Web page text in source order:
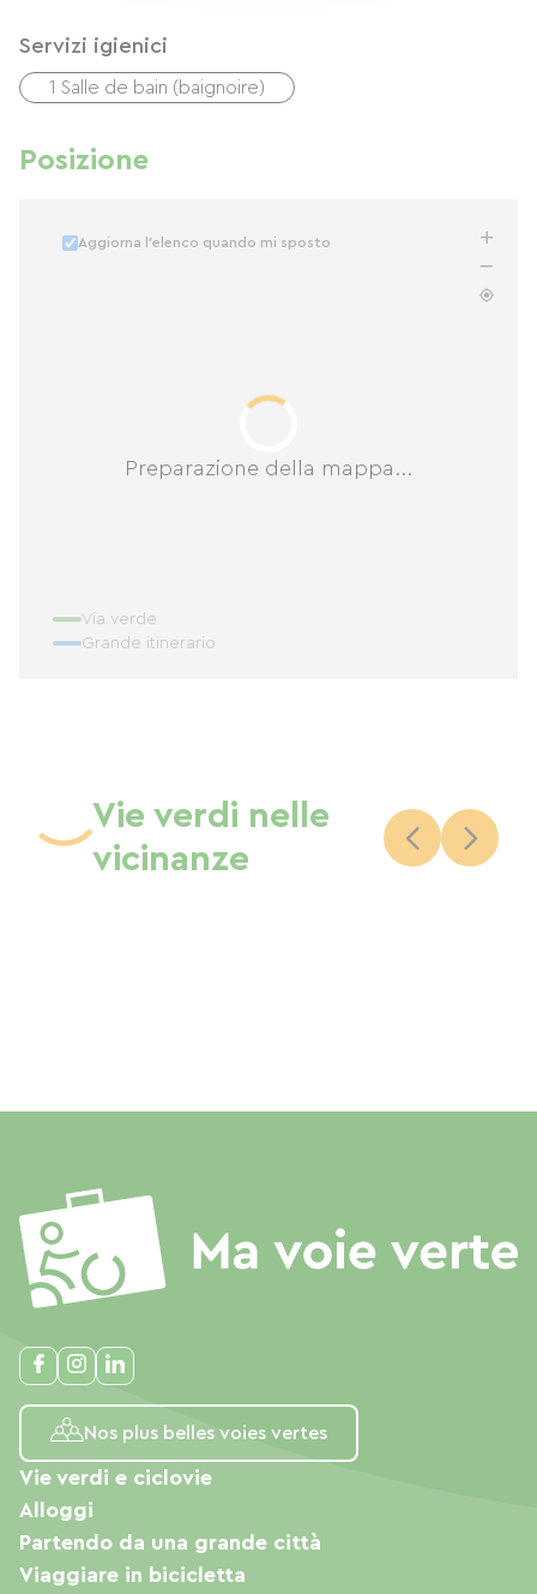
Servizi igienici
1 Salle de bain (baignoire)
Posizione
Preparazione della mappa...
Aggiorna l'elenco quando mi sposto
Via verde
Grande itinerario
Vie verdi nelle
vicinanze
Nos plus belles voies vertes
Vie verdi e ciclovie
Alloggi
Partendo da una grande città
Viaggiare in bicicletta